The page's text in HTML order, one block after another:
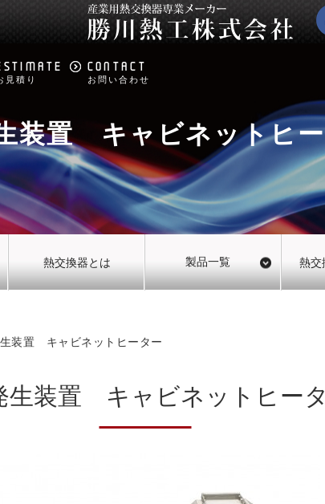
見積り
CONTACT
お問い合わせ
装置 キャビネットヒ
熱交換器とは 製品一覧 熱交
装置 キャビネットヒーター
生装置 キャビネットヒー